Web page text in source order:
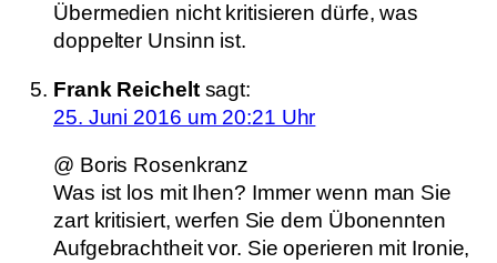
Übermedien nicht kritisieren dürfe, was
doppelter Unsinn ist.
Frank Reichelt sagt:
25. Juni 2016 um 20:21 Uhr
@ Boris Rosenkranz
Was ist los mit Ihen? Immer wenn man Sie
zart kritisiert, werfen Sie dem Übonennten
Aufgebrachtheit vor. Sie operieren mit Ironie,